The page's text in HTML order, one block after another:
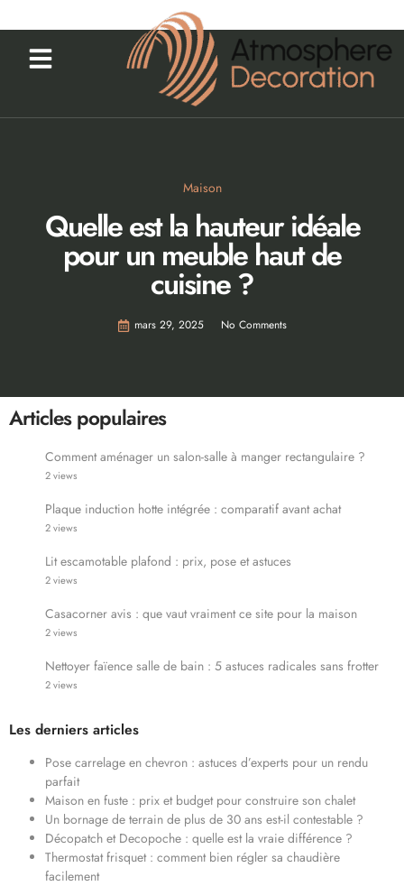
Maison
Quelle est la hauteur idéale
pour un meuble haut de
cuisine ?
mars 29, 2025 No Comments
Articles populaires
Comment aménager un salon-salle à manger rectangulaire ?
2 views
Plaque induction hotte intégrée : comparatif avant achat
2 views
Lit escamotable plafond : prix, pose et astuces
2 views
Casacorner avis : que vaut vraiment ce site pour la maison
2 views
Nettoyer faïence salle de bain : 5 astuces radicales sans frotter
2 views
Les derniers articles
Pose carrelage en chevron : astuces d’experts pour un rendu
parfait
Maison en fuste : prix et budget pour construire son chalet
Un bornage de terrain de plus de 30 ans est-il contestable ?
Décopatch et Decopoche : quelle est la vraie différence ?
Thermostat frisquet : comment bien régler sa chaudière
facilement